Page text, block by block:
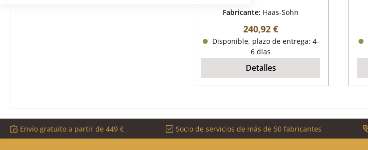
Fabricante: Haas-Sohn
Precio normal:
240,92 €
Disponible, plazo de entrega: 4-
6 días
Detalles
Envío gratuito a partir de 449 € Socio de servicios de más de 50 fabricantes